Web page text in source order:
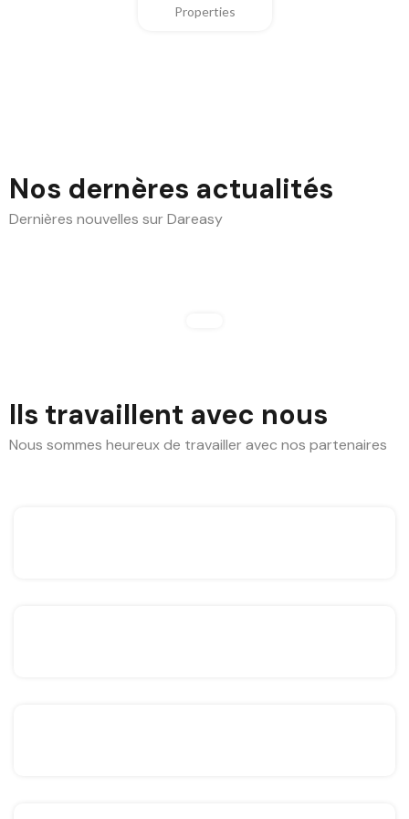
Properties
Nos dernères actualités
Dernières nouvelles sur Dareasy
Ils travaillent avec nous
Nous sommes heureux de travailler avec nos partenaires